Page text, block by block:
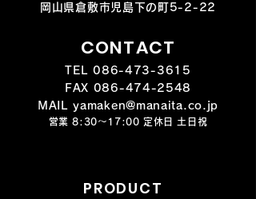
岡山県倉敷市児島下の町5-2-22
CONTACT
TEL086-473-3615
FAX 086-474-2548
MAIL yamaken@manaita.co.jp
営業 8:30～17:00 定休日 土日祝
PRODUCT